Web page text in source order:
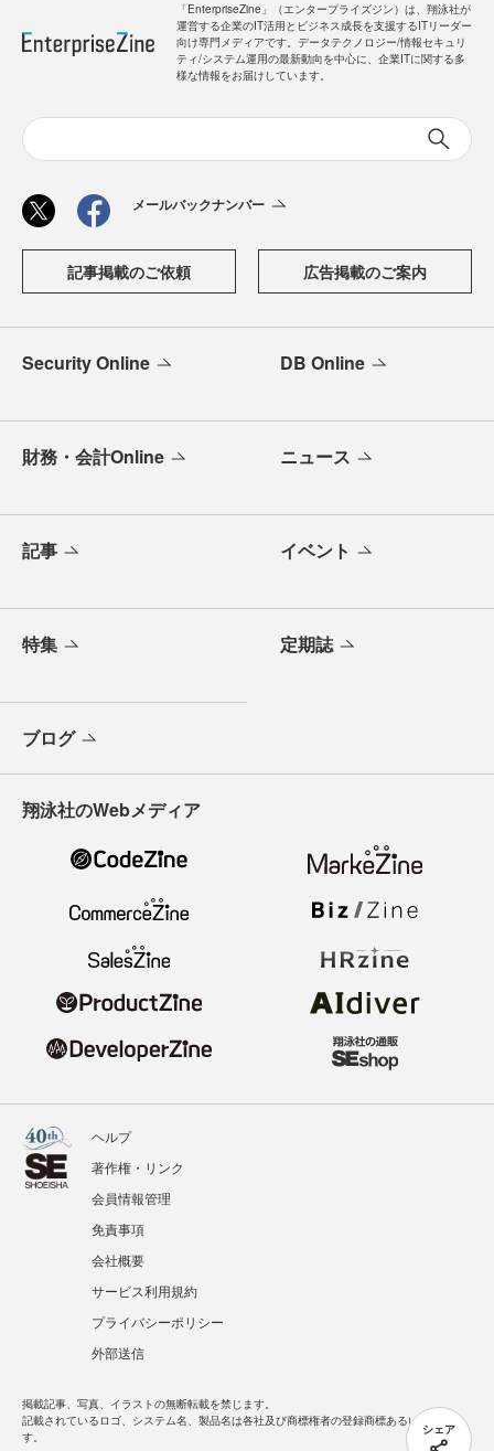
シェア
「EnterpriseZine」（エンタープライズジン）は、翔泳社が
運営する企業のIT活用とビジネス成長を支援するITリーダー
向け専門メディアです。データテクノロジー/情報セキュリ
ティ/システム運用の最新動向を中心に、企業ITに関する多
様な情報をお届けしています。
メールバックナンバー
記事掲載のご依頼 広告掲載のご案内
Security Online DB Online
財務・会計Online ニュース
記事 イベント
特集 定期誌
ブログ
翔泳社のWebメディア
ヘルプ
著作権・リンク
会員情報管理
免責事項
会社概要
サービス利用規約
プライバシーポリシー
外部送信
掲載記事、写真、イラストの無断転載を禁じます。
記載されているロゴ、システム名、製品名は各社及び商標権者の登録商標あるいは商標で
す。